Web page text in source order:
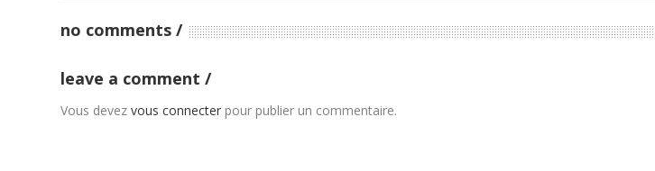
no comments
leave a comment
Vous devezvous connecter pour publier un commentaire.